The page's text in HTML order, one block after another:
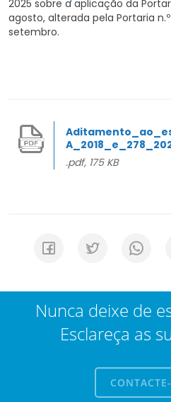
2025 sobre a aplicação da
agosto, alterada pela Portaria
setembro.
.pdf, 175 KB
Nunca deixe de
Esclareça as